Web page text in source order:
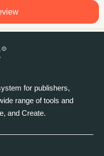
for publishers,
range of tools and
and Create.